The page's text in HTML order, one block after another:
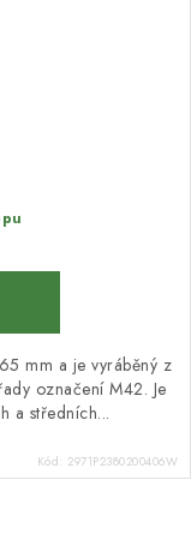
mm a je vyráběný z
označení M42. Je
a středních...
Kód: 2971P2380200406W